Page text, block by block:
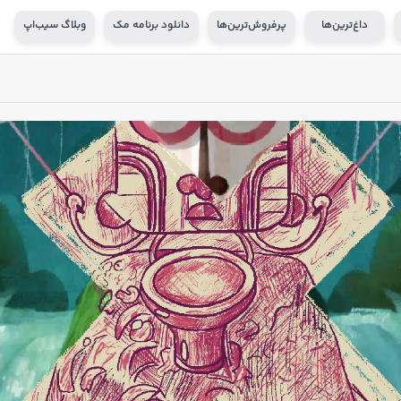
داغ‌ترین‌ها پرفروش‌ترین‌ها دانلود برنامه مک وبلاگ سیب‌اپ